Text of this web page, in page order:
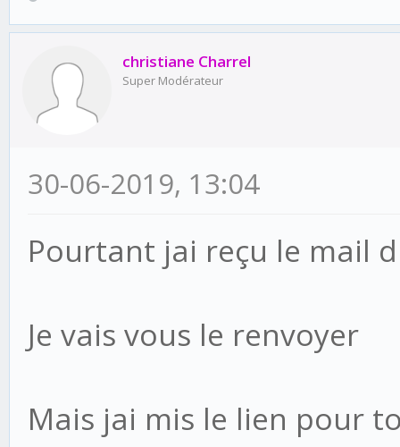
christiane Charrel
Super Modérateur
30-06-2019, 13:04
Pourtant jai reçu le mail
Je vais vous le renvoyer
Mais jai mis le lien pour